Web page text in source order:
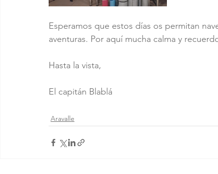
Esperamos que estos días os permitan
aventuras. Por aquí mucha calma y
Hasta la vista,
El capitán Blablá
Aravalle